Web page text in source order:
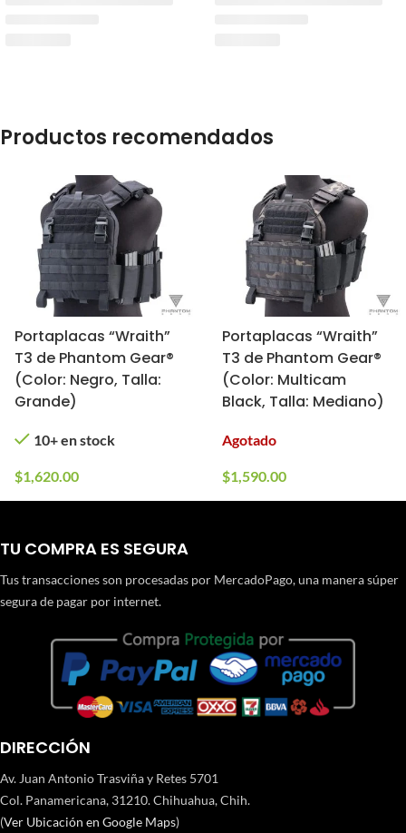
Productos recomendados
Portaplacas “Wraith”
T3 de Phantom Gear®
(Color: Negro, Talla:
Grande)
10+ en stock
$1,620.00
Portaplacas “Wraith”
T3 de Phantom Gear®
(Color: Multicam
Black, Talla: Mediano)
Agotado
$1,590.00
TU COMPRA ES SEGURA
Tus transacciones son procesadas por MercadoPago, una manera súper
segura de pagar por internet.
DIRECCIÓN
Av. Juan Antonio Trasviña y Retes 5701
Col. Panamericana, 31210. Chihuahua, Chih.
(Ver Ubicación en Google Maps)